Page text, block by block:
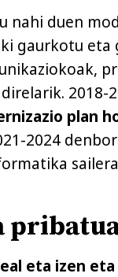
nahi duen
gaurkotu eta
2018-
plan
2024
eta izen